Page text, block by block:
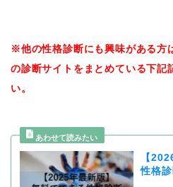
※他の性格診断にも興味がある方
の診断サイトをまとめている下記
い。
【
性格